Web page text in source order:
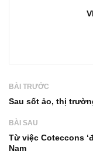
BÀI TRƯỚC
Sau sốt ảo, thị
BÀI SAU
Từ việc Coteccons
Nam